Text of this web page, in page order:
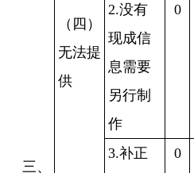
三、
（四）
无法提
供
2.没有
现成信
息需要
另行制
作
0
3.补正 0